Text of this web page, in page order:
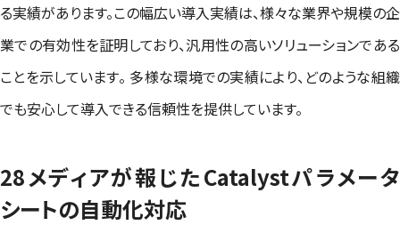
る実績があります。この幅広い導入実績は、様々な業界や規模の企
業での有効性を証明しており、汎用性の高いソリューションである
ことを示しています。 多様な環境での実績により、どのような組織
でも安心して導入できる信頼性を提供しています。
28メディアが報じたCatalystパラメータ
シートの自動化対応